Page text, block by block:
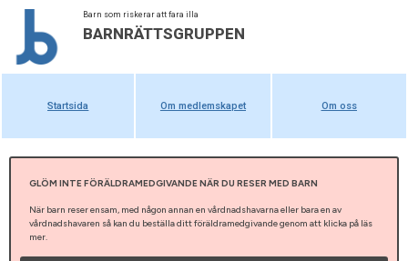
Barn som riskerar att fara illa
BARNRÄTTSGRUPPEN
Startsida Om medlemskapet Om oss
GLÖM INTE FÖRÄLDRAMEDGIVANDE NÄR DU RESER MED BARN
När barn reser ensam, med någon annan en vårdnadshavarna eller bara en av
vårdnadshavaren så kan du beställa ditt föräldramedgivande genom att klicka på läs
mer.